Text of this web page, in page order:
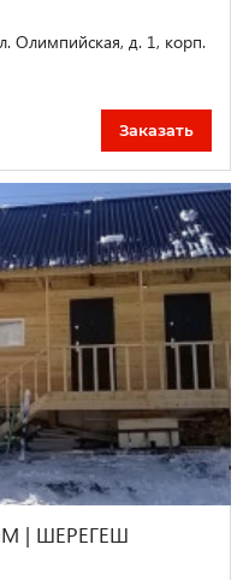
Олимпийская, д. 1, корп.
Заказать
| ШЕРЕГЕШ